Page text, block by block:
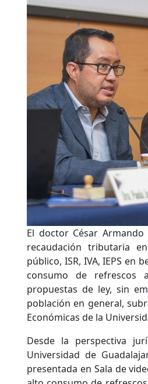
El doctor César
recaudación tributaria
público, ISR, IVA, IEPS en
consumo de refrescos
propuestas de ley, sin
población en general,
Económicas de la
Desde la perspectiva
Universidad de
presentada en Sala de